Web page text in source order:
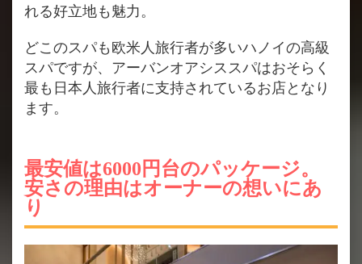
れる好立地も魅力。
どこのスパも欧米人旅行者が多いハノイの高級
スパですが、アーバンオアシススパはおそらく
最も日本人旅行者に支持されているお店となり
ます。
最安値は6000円台のパッケージ。
安さの理由はオーナーの想いにあ
り